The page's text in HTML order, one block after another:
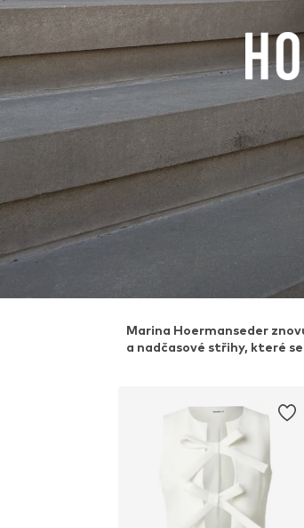
Marina Hoermanseder
a nadčasové střihy, které